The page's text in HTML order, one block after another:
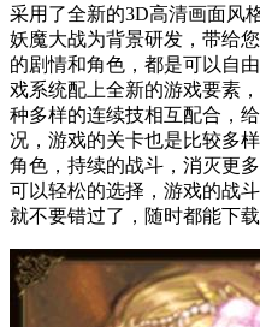
采用了全新的3D高清画面风
妖魔大战为背景研发，带给
的剧情和角色，都是可以自
戏系统配上全新的游戏要素
种多样的连续技相互配合，
况，游戏的关卡也是比较多
角色，持续的战斗，消灭更
可以轻松的选择，游戏的战
就不要错过了，随时都能下